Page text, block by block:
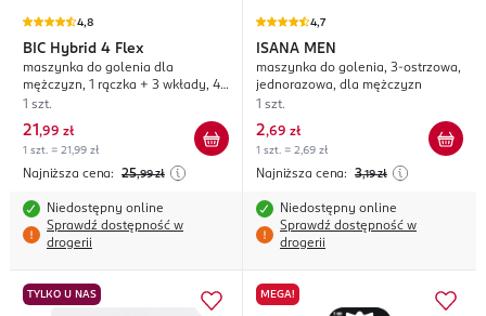
4,8
BIC Hybrid 4 Flex
maszynka do golenia dla
mężczyzn, 1 rączka + 3 wkłady, 4
ostrzowa
1 szt.
21 ,99 zł
1 szt. = 21,99 zł
Najniższa cena: 25,99 zł
Niedostępny online
Sprawdź dostępność w
drogerii
4,7
ISANA MEN
maszynka do golenia, 3-ostrzowa,
jednorazowa, dla mężczyzn
1 szt.
2,69 zł
1 szt. = 2,69 zł
Najniższa cena: 3,19 zł
Niedostępny online
Sprawdź dostępność w
drogerii
TYLKO U NAS MEGA!